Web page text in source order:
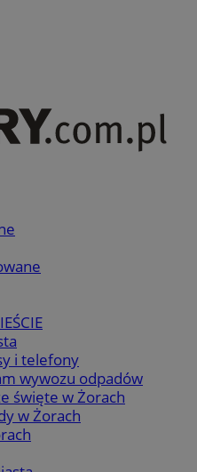
i telefony
wywozu odpadów
święte w Żorach
w Żorach